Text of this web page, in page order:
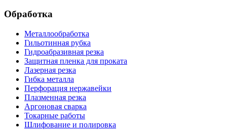
Обработка
Металлообработка
Гильотинная рубка
Гидроабразивная резка
Защитная пленка для проката
Лазерная резка
Гибка металла
Перфорация нержавейки
Плазменная резка
Аргоновая сварка
Токарные работы
Шлифование и полировка